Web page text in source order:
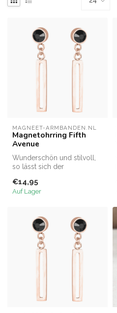
MAGNEET-ARMBANDEN.NL
Magnetohrring Fifth
Avenue
Wunderschön und stilvoll,
so lässt sich der
am besten...
€14,95
Auf Lager